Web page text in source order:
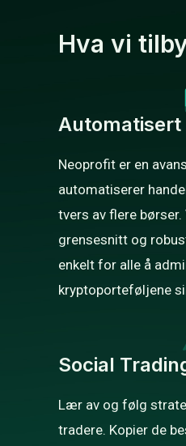
Hva vi
Neoprofit er en
automatiserer
tvers av flere
grensesnitt og
enkelt for alle å
kryptoporteføljene
Social
Lær av og følg
tradere. Kopier de